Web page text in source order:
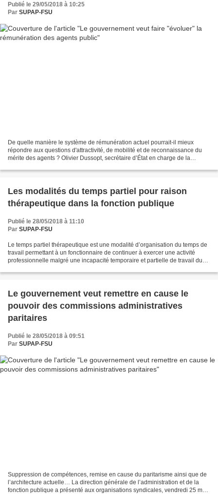
Publié le 29/05/2018 à 10:25
Par SUPAP-FSU
De quelle manière le système de rémunération actuel pourrait-il mieux
répondre aux questions d'attractivité, de mobilité et de reconnaissance du
mérite des agents ? Olivier Dussopt, secrétaire d’État en charge de la
Les modalités du temps partiel pour raison
thérapeutique dans la fonction publique
Publié le 28/05/2018 à 11:10
Par SUPAP-FSU
Le temps partiel thérapeutique est une modalité d’organisation du temps de
travail permettant à un fonctionnaire de continuer à exercer une activité
professionnelle malgré une incapacité temporaire et partielle de travail du
Le gouvernement veut remettre en cause le
pouvoir des commissions administratives
paritaires
Publié le 28/05/2018 à 09:51
Par SUPAP-FSU
Suppression de compétences, remise en cause du paritarisme ainsi que de
l’architecture actuelle… La direction générale de l’administration et de la
fonction publique a présenté aux organisations syndicales, vendredi 25 mai,